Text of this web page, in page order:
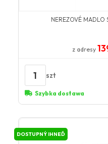
NEREZOVÉ MADLO
z adresy
1 szt
Szybka dostawa
DOSTUPNÝ IHNEĎ